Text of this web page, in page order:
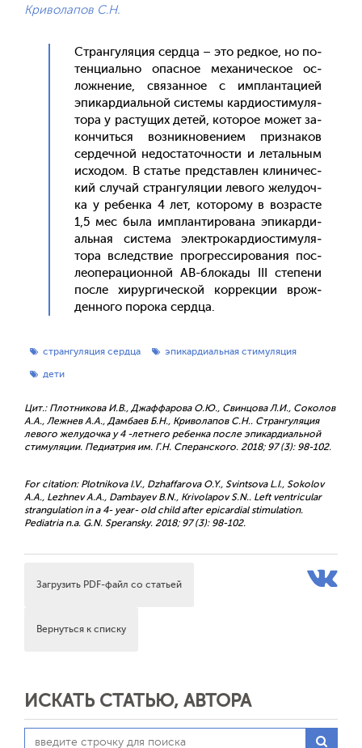
Криволапов С.Н.
Стран­гу­ляция сер­дца – это ред­кое, но по­
тен­ци­аль­но опас­ное ме­хани­чес­кое ос­
ложне­ние, свя­зан­ное с им­план­та­ци­ей
эпи­кар­ди­аль­ной сис­те­мы кар­ди­ос­ти­муля­
тора у рас­ту­щих де­тей, ко­торое мо­жет за­
кон­чить­ся воз­никно­вени­ем приз­на­ков
сер­дечной не­дос­та­точ­ности и ле­таль­ным
ис­хо­дом. В статье пред­став­лен кли­ничес­
кий слу­чай стран­гу­ляции ле­вого же­лудоч­
ка у ре­бен­ка 4 лет, ко­торо­му в воз­расте
1,5 мес бы­ла им­план­ти­рова­на эпи­кар­ди­
аль­ная сис­те­ма элек­тро­кар­ди­ос­ти­муля­
тора вследс­твие прог­ресси­рова­ния пос­
ле­опе­раци­он­ной АВ-бло­кады III сте­пени
пос­ле хи­рур­ги­чес­кой кор­рекции врож­
денно­го по­рока сер­дца.
странгуляция сердца
эпикардиальная стимуляция
дети
Цит.: Плотникова И.В., Джаффарова О.Ю., Свинцова Л.И., Соколов
A.A., Лежнев А.А., Дамбаев Б.Н., Криволапов С.Н.. Странгуляция
левого желудочка у 4 -летнего ребенка после эпикардиальной
стимуляции. Педиатрия им. Г.Н. Сперанского. 2018; 97 (3): 98-102.
For citation: Plotnikova I.V., Dzhaffarova O.Y., Svintsova L.I., Sokolov
A.A., Lezhnev A.A., Dambayev B.N., Krivolapov S.N.. Left ventricular
strangulation in a 4- year- old child after epicardial stimulation.
Pediatria n.a. G.N. Speransky. 2018; 97 (3): 98-102.
Загрузить PDF-файл со статьей
Вернуться к списку
ИСКАТЬ СТАТЬЮ, АВТОРА